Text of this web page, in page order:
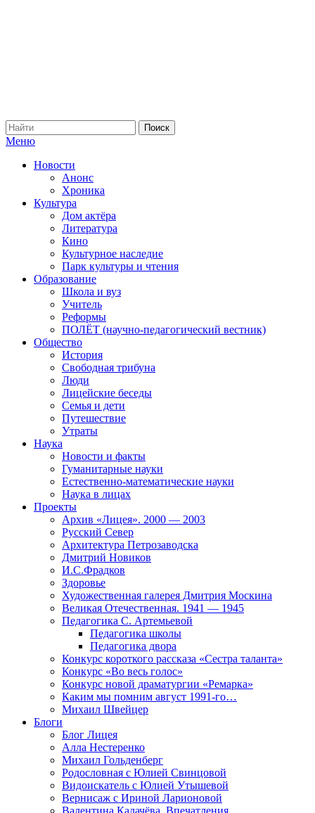
Меню
Новости
Анонс
Хроника
Культура
Дом актёра
Литература
Кино
Культурное наследие
Парк культуры и чтения
Образование
Школа и вуз
Учитель
Реформы
ПОЛЁТ (научно-педагогический вестник)
Общество
История
Свободная трибуна
Люди
Лицейские беседы
Семья и дети
Путешествие
Утраты
Наука
Новости и факты
Гуманитарные науки
Естественно-математические науки
Наука в лицах
Проекты
Архив «Лицея». 2000 — 2003
Русский Север
Архитектура Петрозаводска
Дмитрий Новиков
И.С.Фрадков
Здоровье
Художественная галерея Дмитрия Москина
Великая Отечественная. 1941 — 1945
Педагогика С. Артемьевой
Педагогика школы
Педагогика двора
Конкурс короткого рассказа «Сестра таланта»
Конкурс «Во весь голос»
Конкурс новой драматургии «Ремарка»
Каким мы помним август 1991-го…
Михаил Швейцер
Блоги
Блог Лицея
Алла Нестеренко
Михаил Гольденберг
Родословная с Юлией Свинцовой
Видоискатель с Юлией Утышевой
Вернисаж с Ириной Ларионовой